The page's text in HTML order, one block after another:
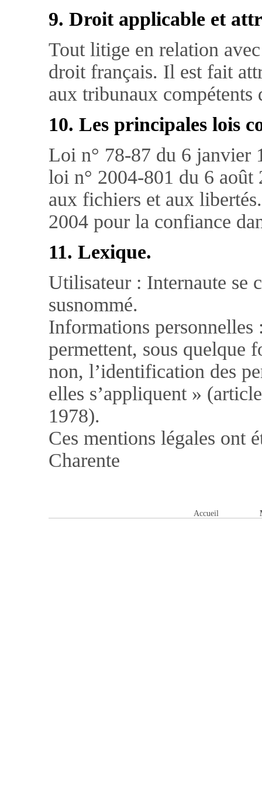
9. Droit applicable et
Tout litige en relation
droit français. Il est fait
aux tribunaux compétents
10. Les principales lois
Loi n° 78-87 du 6 janvier
loi n° 2004-801 du 6 août
aux fichiers et aux
2004 pour la confiance
11. Lexique.
Utilisateur : Internaute se
susnommé.
Informations
permettent, sous quelque
non, l’identification des
elles s’appliquent »
1978).
Ces mentions légales ont
Charente
Accueil